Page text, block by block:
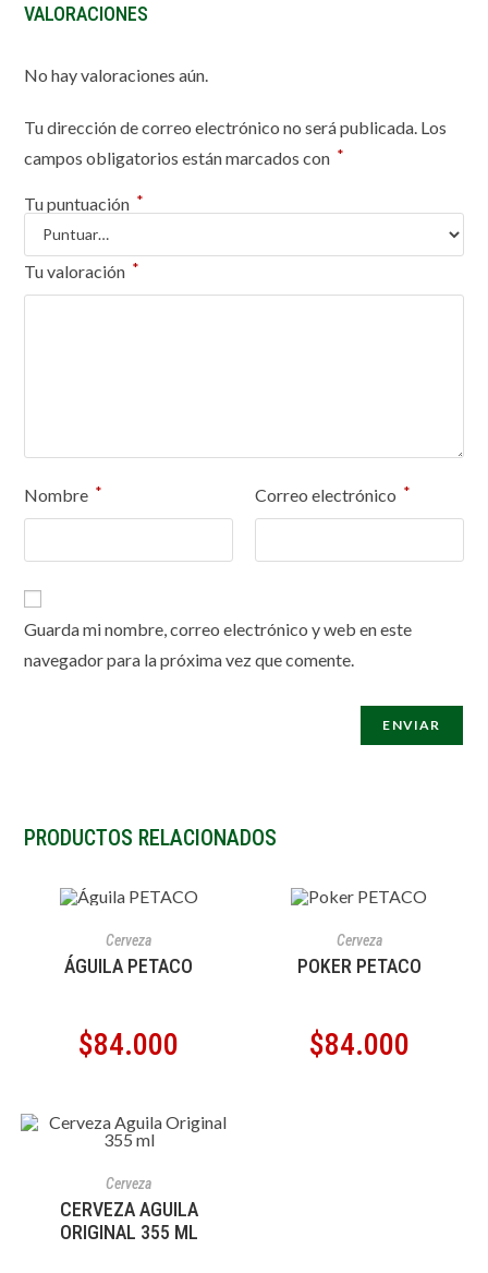
VALORACIONES
No hay valoraciones aún.
Tu dirección de correo electrónico no será publicada. Los
campos obligatorios están marcados con *
Tu puntuación *
Tu valoración *
Nombre * Correo electrónico *
Guarda mi nombre, correo electrónico y web en este
navegador para la próxima vez que comente.
PRODUCTOS RELACIONADOS
Cerveza
ÁGUILA PETACO
$84.000
Cerveza
POKER PETACO
$84.000
Cerveza
CERVEZA AGUILA
ORIGINAL 355 ML